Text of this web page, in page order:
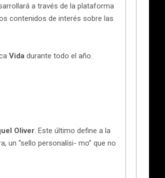
a través de la plataforma
contenidos de interés sobre las
Vida durante todo el año.
Oliver. Este último define a la
un “sello personalísi- mo” que no